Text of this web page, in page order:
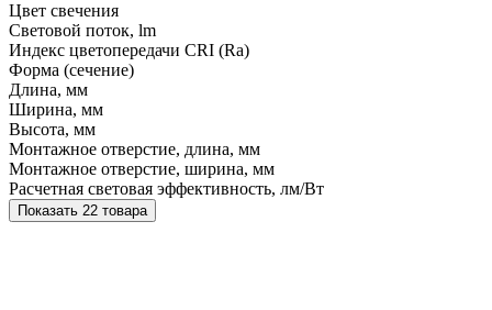
Цвет свечения
Световой поток, lm
Индекс цветопередачи CRI (Ra)
Форма (сечение)
Длина, мм
Ширина, мм
Высота, мм
Монтажное отверстие, длина, мм
Монтажное отверстие, ширина, мм
Расчетная световая эффективность, лм/Вт
Показать 22 товара